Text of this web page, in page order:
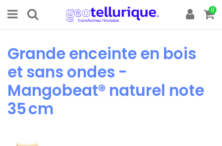
0
Grande enceinte en bois
et sans ondes -
Mangobeat® naturel note
35 cm